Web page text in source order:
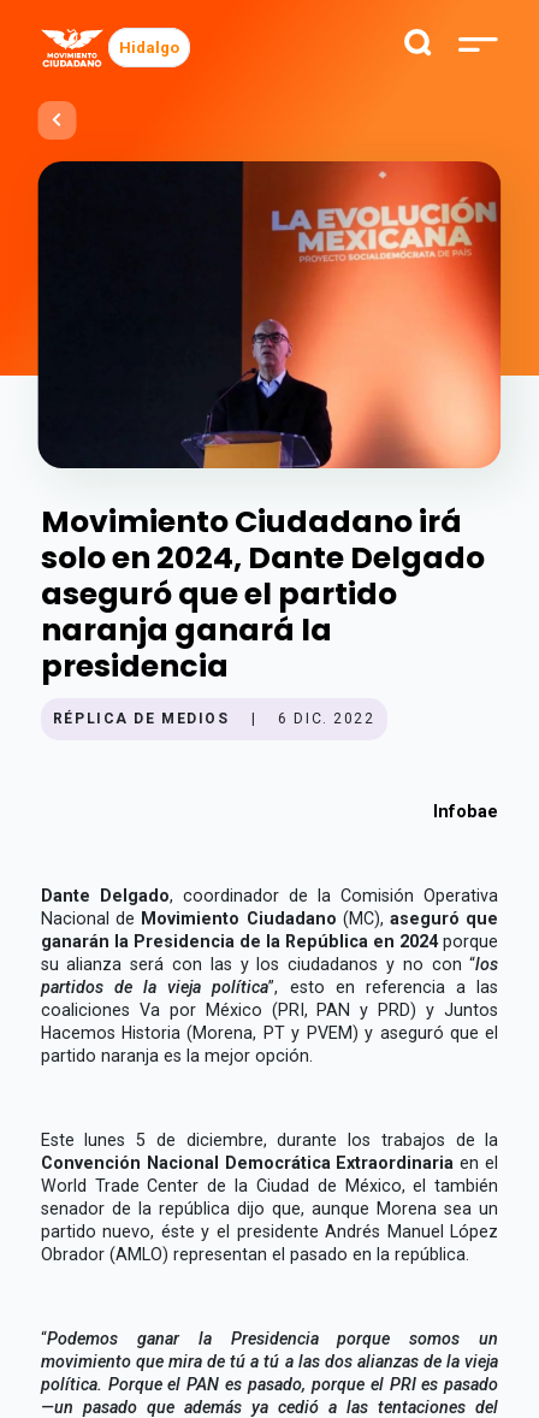
Hidalgo
Movimiento Ciudadano irá
solo en 2024, Dante Delgado
aseguró que el partido
naranja ganará la
presidencia
RÉPLICA DE MEDIOS 6 DIC. 2022
Infobae
Dante Delgado, coordinador de la Comisión Operativa
Nacional de Movimiento Ciudadano (MC),aseguró que
ganarán la Presidencia de la República en 2024porque
su alianza será con las y los ciudadanos y no con “los
partidos de la vieja política”, esto en referencia a las
coaliciones Va por México (PRI, PAN y PRD) y Juntos
Hacemos Historia (Morena, PT y PVEM) y aseguró que el
partido naranja es la mejor opción.
Este lunes 5 de diciembre, durante los trabajos de la
Convención Nacional Democrática Extraordinaria en el
World Trade Center de la Ciudad de México, el también
senador de la república dijo que, aunque Morena sea un
partido nuevo, éste y el presidente Andrés Manuel López
Obrador (AMLO) representan el pasado en la república.
“Podemos ganar la Presidencia porque somos un
movimiento que mira de tú a tú a las dos alianzas de la vieja
política. Porque el PAN es pasado, porque el PRI es pasado
—un pasado que además ya cedió a las tentaciones del